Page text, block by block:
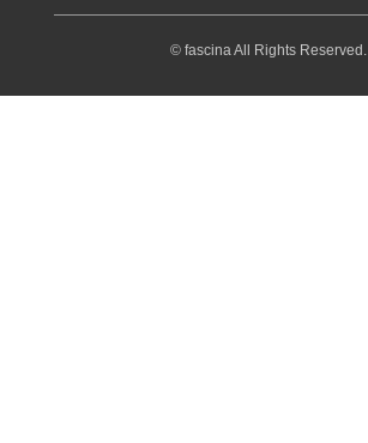
© fascina All Rights Reserved.